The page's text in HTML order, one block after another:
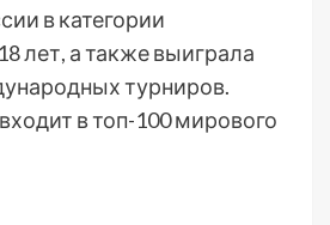
в категории
лет, а также выиграла
турниров.
в топ-100 мирового